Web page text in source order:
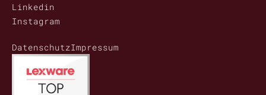
Linkedin
Instagram
DatenschutzImpressum